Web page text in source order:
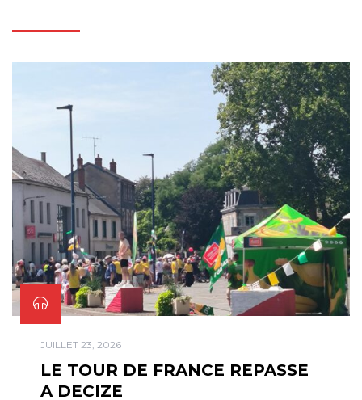
JUILLET 23, 2026
LE TOUR DE FRANCE REPASSE
A DECIZE